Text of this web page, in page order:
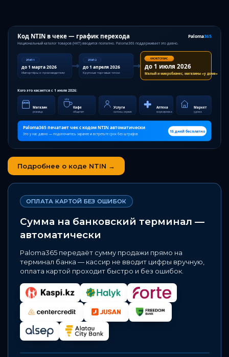
Подробнее о коде NTIN →
ОПЛАТА КАРТОЙ БЕЗ ОШИБОК
Сумма на банковский терминал —
автоматически
Paloma365 передаёт сумму продажи прямо на
терминал банка — кассир не вводит цифры вручную,
оплата картой проходит быстро и без ошибок.